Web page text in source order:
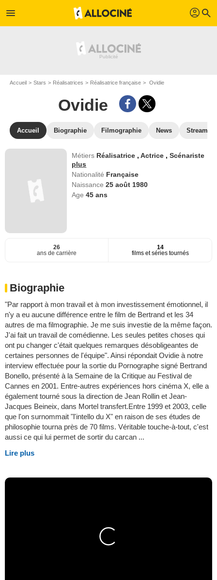
menu profil search
Accueil Stars Réalisatrices Réalisatrice française Ovidie
Ovidie
Accueil Biographie Filmographie News Streaming
Métiers Réalisatrice ,Actrice ,Scénariste
plus
Nationalité Française
Naissance25 août 1980
Age45 ans
26
ans de carrière
14
films et séries tournés
Biographie
"Par rapport à mon travail et à mon investissement émotionnel, il
n'y a eu aucune différence entre le film de Bertrand et les 34
autres de ma filmographie. Je me suis investie de la même façon.
J'ai fait un travail de comédienne. Les seules petites choses qui
ont pu changer c'était quelques remarques désobligeantes de
certaines personnes de l'équipe". Ainsi répondait Ovidie à notre
interview effectuée pour la sortie du Pornographe signé Bertrand
Bonello, présenté à la Semaine de la Critique au Festival de
Cannes en 2001. Entre-autres expériences hors cinéma X, elle a
également tourné sous la direction de Jean Rollin et Jean-
Jacques Beineix, dans Mortel transfert.Entre 1999 et 2003, celle
que l'on surnommait "l'intello du X" en raison de ses études de
philosophie tourna près de 70 films. Véritable touche-à-tout, c'est
aussi ce qui lui permet de sortir du carcan ...
Lire plus